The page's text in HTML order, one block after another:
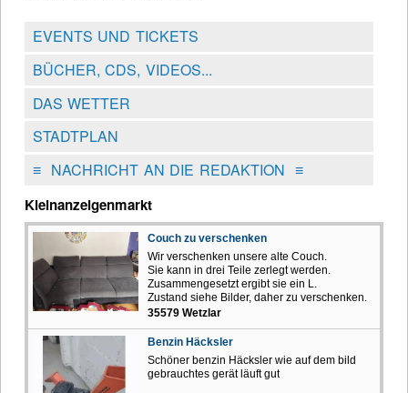
EVENTS UND TICKETS
BÜCHER, CDS, VIDEOS...
DAS WETTER
STADTPLAN
≡NACHRICHT AN DIE REDAKTION ≡
Kleinanzeigenmarkt
Couch zu verschenken
Wir verschenken unsere alte Couch.
Sie kann in drei Teile zerlegt werden.
Zusammengesetzt ergibt sie ein L.
Zustand siehe Bilder, daher zu verschenken.
35579 Wetzlar
Benzin Häcksler
Schöner benzin Häcksler wie auf dem bild
gebrauchtes gerät läuft gut